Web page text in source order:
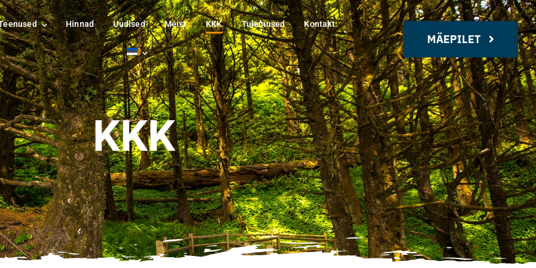
Hinnad Uudised Meist KKK Tulemused Kontakt
MÄEPILET
KKK